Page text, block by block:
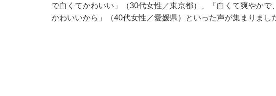
で白くてかわいい」（30代女性／東京都）、「白くて爽やかで
かわいいから」（40代女性／愛媛県）といった声が集まりまし